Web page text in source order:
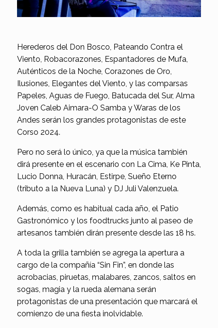
Herederos del Don Bosco, Pateando Contra el
Viento, Robacorazones, Espantadores de Mufa,
Auténticos de la Noche, Corazones de Oro,
Ilusiones, Elegantes del Viento, y las comparsas
Papeles, Aguas de Fuego, Batucada del Sur, Alma
Joven Caleb Aimara-O Samba y Waras de los
Andes serán los grandes protagonistas de este
Corso 2024.
Pero no será lo único, ya que la música también
dirá presente en el escenario con La Cima, Ke Pinta,
Lucio Donna, Huracán, Estirpe, Sueño Eterno
(tributo a la Nueva Luna) y DJ Juli Valenzuela.
Además, como es habitual cada año, el Patio
Gastronómico y los foodtrucks junto al paseo de
artesanos también dirán presente desde las 18 hs.
A toda la grilla también se agrega la apertura a
cargo de la compañía “Sin Fin”, en donde las
acrobacias, piruetas, malabares, zancos, saltos en
sogas, magia y la rueda alemana serán
protagonistas de una presentación que marcará el
comienzo de una fiesta inolvidable.